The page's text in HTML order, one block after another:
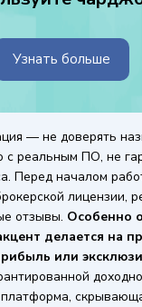
Узнать больше
— не доверять
с реальным ПО, не
Перед началом
лицензии,
отзывы. Особенно
делается на
или